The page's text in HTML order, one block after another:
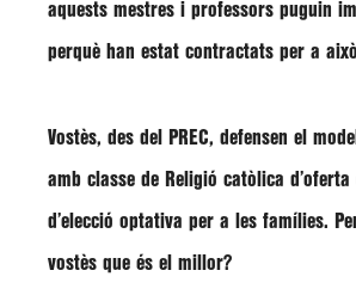
aquests mestres i professors puguin
perquè han estat contractats per a
Vostès, des del PREC, defensen el
amb classe de Religió catòlica
d’elecció optativa per a les famílies.
vostès que és el millor?